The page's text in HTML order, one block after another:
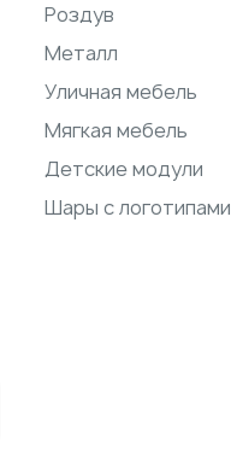
Роздув
Металл
Уличная мебель
Мягкая мебель
Детские модули
Шары с логотипами